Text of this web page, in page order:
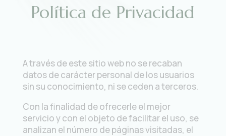
Política de Privacidad
A través de este sitio web no se recaban
datos de carácter personal de los usuarios
sin su conocimiento, ni se ceden a terceros.
Con la finalidad de ofrecerle el mejor
servicio y con el objeto de facilitar el uso, se
analizan el número de páginas visitadas, el